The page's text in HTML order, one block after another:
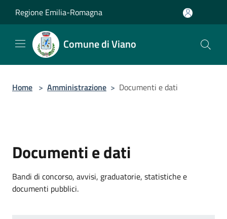
Regione Emilia-Romagna
Comune di Viano
Home > Amministrazione > Documenti e dati
Documenti e dati
Bandi di concorso, avvisi, graduatorie, statistiche e
documenti pubblici.